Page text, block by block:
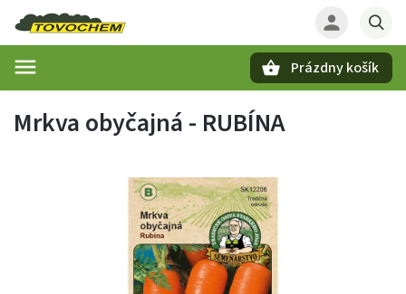
Prázdny košík
Mrkva obyčajná - RUBÍNA